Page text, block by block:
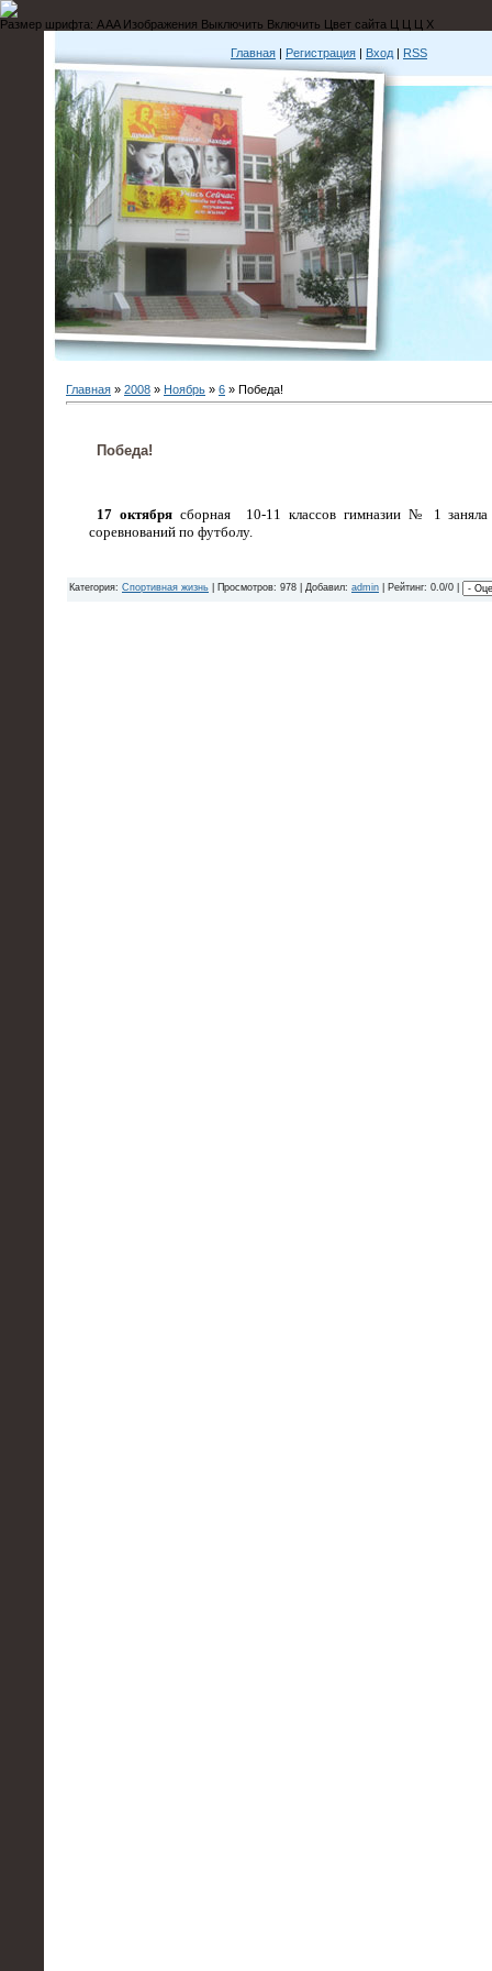
Размер шрифта: A AAИзображения Выключить Включить Цвет сайта Ц Ц Ц Х
Главная | Регистрация | Вход | RSS
Главная » 2008 » Ноябрь » 6 » Победа!
Победа!
17 октября сборная 10-11 классов гимназии № 1
соревнований по футболу.
Категория: Спортивная жизнь | Просмотров: 978 | Добавил: admin | Рейтинг: 0.0/0 |